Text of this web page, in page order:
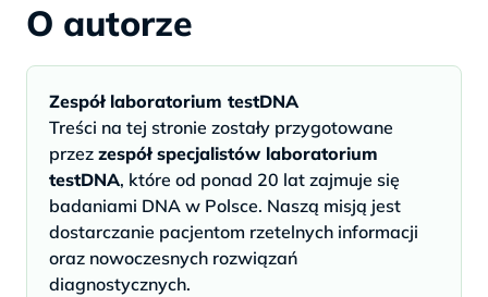
O autorze
Zespół laboratorium testDNA
Treści na tej stronie zostały przygotowane
przez zespół specjalistów laboratorium
testDNA, które od ponad 20 lat zajmuje się
badaniami DNA w Polsce. Naszą misją jest
dostarczanie pacjentom rzetelnych informacji
oraz nowoczesnych rozwiązań
diagnostycznych.